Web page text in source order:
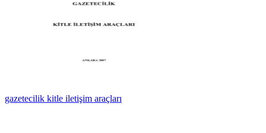
gazetecilik kitle iletişim araçları